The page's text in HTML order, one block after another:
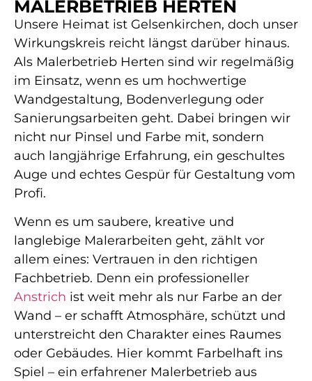
MALERBETRIEB HERTEN
Unsere Heimat ist Gelsenkirchen, doch unser
Wirkungskreis reicht längst darüber hinaus.
Als Malerbetrieb Herten sind wir regelmäßig
im Einsatz, wenn es um hochwertige
Wandgestaltung, Bodenverlegung oder
Sanierungsarbeiten geht. Dabei bringen wir
nicht nur Pinsel und Farbe mit, sondern
auch langjährige Erfahrung, ein geschultes
Auge und echtes Gespür für Gestaltung vom
Profi.
Wenn es um saubere, kreative und
langlebige Malerarbeiten geht, zählt vor
allem eines: Vertrauen in den richtigen
Fachbetrieb. Denn ein professioneller
Anstrich ist weit mehr als nur Farbe an der
Wand – er schafft Atmosphäre, schützt und
unterstreicht den Charakter eines Raumes
oder Gebäudes. Hier kommt Farbelhaft ins
Spiel – ein erfahrener Malerbetrieb aus